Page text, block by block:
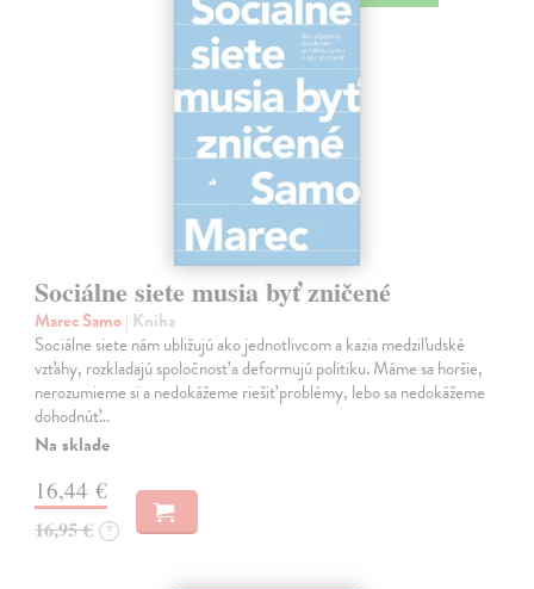
Sociálne siete musia byť zničené
Marec Samo| Kniha
Sociálne siete nám ubližujú ako jednotlivcom a kazia medziľudské
vzťahy, rozkladajú spoločnosť a deformujú politiku. Máme sa horšie,
nerozumieme si a nedokážeme riešiť problémy, lebo sa nedokážeme
dohodnúť…
Na sklade
16,44 €
16,95 € ?